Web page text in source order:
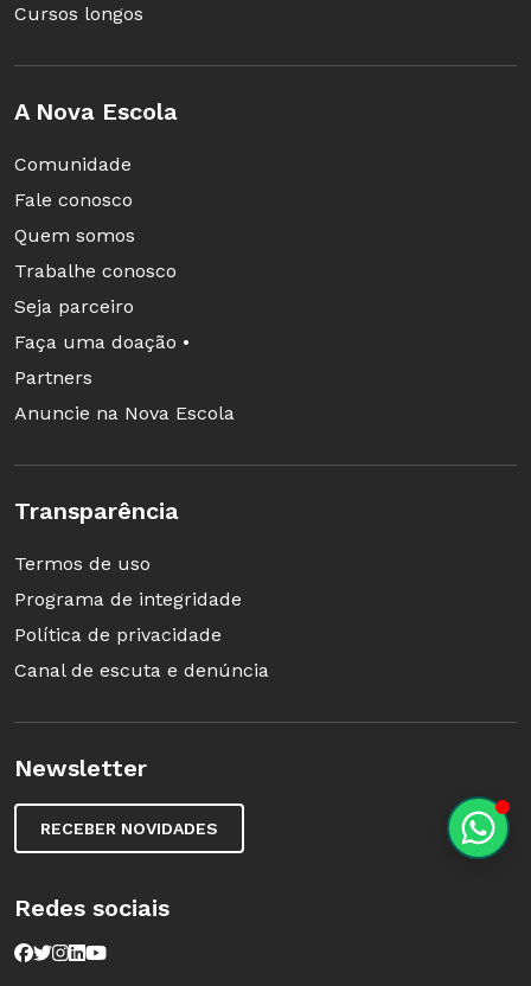
Cursos longos
A Nova Escola
Comunidade
Fale conosco
Quem somos
Trabalhe conosco
Seja parceiro
Faça uma doação •
Partners
Anuncie na Nova Escola
Transparência
Termos de uso
Programa de integridade
Política de privacidade
Canal de escuta e denúncia
Newsletter
RECEBER NOVIDADES
Redes sociais